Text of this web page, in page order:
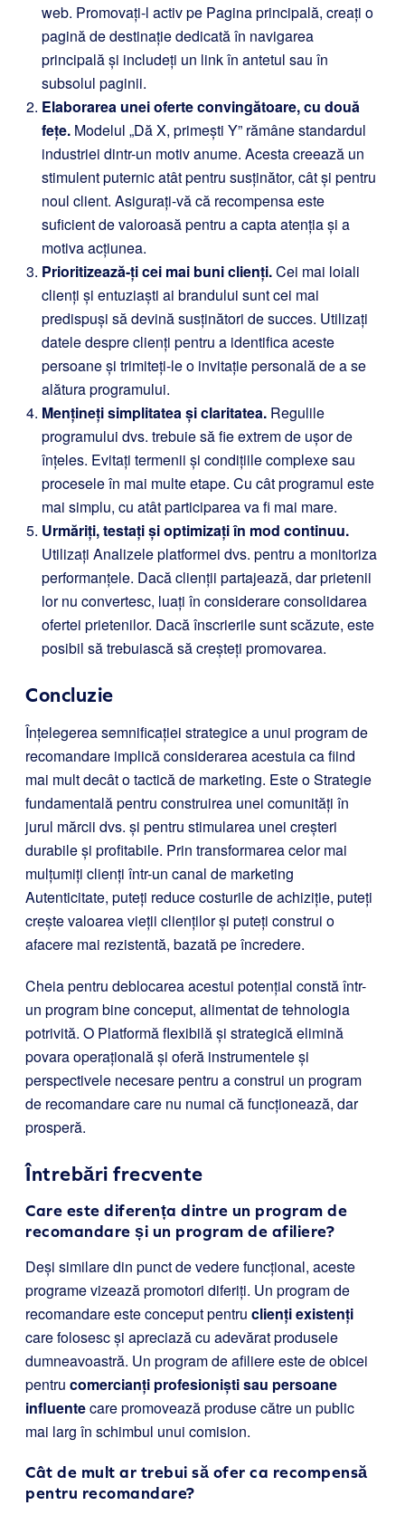
web. Promovați-l activ pe Pagina principală, creați o
pagină de destinație dedicată în navigarea
principală și includeți un link în antetul sau în
subsolul paginii.
Elaborarea unei oferte convingătoare, cu două
fețe. Modelul „Dă X, primești Y” rămâne standardul
industriei dintr-un motiv anume. Acesta creează un
stimulent puternic atât pentru susținător, cât și pentru
noul client. Asigurați-vă că recompensa este
suficient de valoroasă pentru a capta atenția și a
motiva acțiunea.
Prioritizează-ți cei mai buni clienți.Cei mai loiali
clienți și entuziaști ai brandului sunt cei mai
predispuși să devină susținători de succes. Utilizați
datele despre clienți pentru a identifica aceste
persoane și trimiteți-le o invitație personală de a se
alătura programului.
Mențineți simplitatea și claritatea. Regulile
programului dvs. trebuie să fie extrem de ușor de
înțeles. Evitați termenii și condițiile complexe sau
procesele în mai multe etape. Cu cât programul este
mai simplu, cu atât participarea va fi mai mare.
Urmăriți, testați și optimizați în mod continuu.
Utilizați Analizele platformei dvs. pentru a monitoriza
performanțele. Dacă clienții partajează, dar prietenii
lor nu convertesc, luați în considerare consolidarea
ofertei prietenilor. Dacă înscrierile sunt scăzute, este
posibil să trebuiască să creșteți promovarea.
Concluzie
Înțelegerea semnificației strategice a unui program de
recomandare implică considerarea acestuia ca fiind
mai mult decât o tactică de marketing. Este o Strategie
fundamentală pentru construirea unei comunități în
jurul mărcii dvs. și pentru stimularea unei creșteri
durabile și profitabile. Prin transformarea celor mai
mulțumiți clienți într-un canal de marketing
Autenticitate, puteți reduce costurile de achiziție, puteți
crește valoarea vieții clienților și puteți construi o
afacere mai rezistentă, bazată pe încredere.
Cheia pentru deblocarea acestui potențial constă într-
un program bine conceput, alimentat de tehnologia
potrivită. O Platformă flexibilă și strategică elimină
povara operațională și oferă instrumentele și
perspectivele necesare pentru a construi un program
de recomandare care nu numai că funcționează, dar
prosperă.
Întrebări frecvente
Care este diferența dintre un program de
recomandare și un program de afiliere?
Deși similare din punct de vedere funcțional, aceste
programe vizează promotori diferiți. Un program de
recomandare este conceput pentru clienți existenți
care folosesc și apreciază cu adevărat produsele
dumneavoastră. Un program de afiliere este de obicei
pentru comercianți profesioniști sau persoane
influentecare promovează produse către un public
mai larg în schimbul unui comision.
Cât de mult ar trebui să ofer ca recompensă
pentru recomandare?